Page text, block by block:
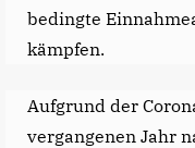
bedingte
kämpfen.
Aufgrund der
vergangenen Jahr